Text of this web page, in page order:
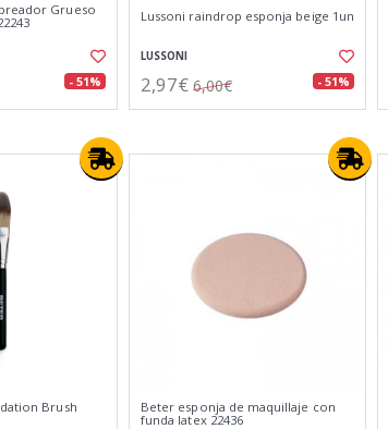
Grueso
- 51%
Lussoni raindrop esponja beige 1un
LUSSONI
2,97€ 6,00€ - 51%
Brush
Beter esponja de maquillaje con
funda latex 22436